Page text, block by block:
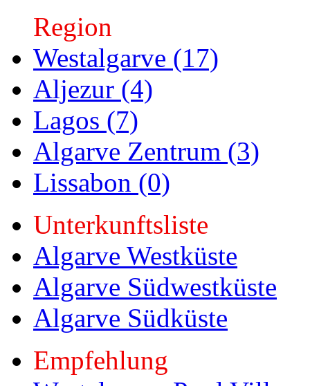
Region
Westalgarve (17)
Aljezur (4)
Lagos (7)
Algarve Zentrum (3)
Lissabon (0)
Unterkunftsliste
Algarve Westküste
Algarve Südwestküste
Algarve Südküste
Empfehlung